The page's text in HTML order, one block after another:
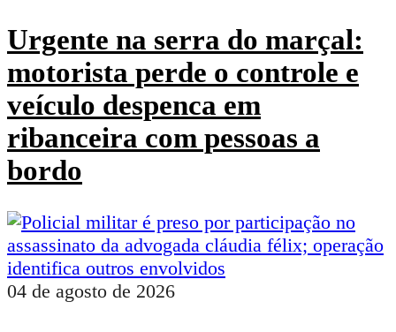
Urgente na serra do marçal:
motorista perde o controle e
veículo despenca em
ribanceira com pessoas a
bordo
04 de agosto de 2026